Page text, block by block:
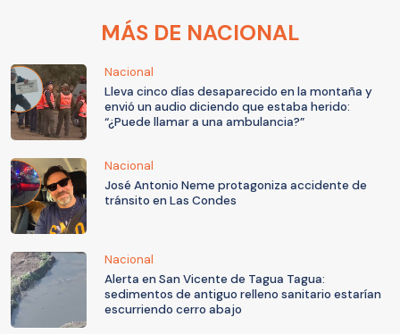
MÁS DE NACIONAL
Nacional
Lleva cinco días desaparecido en la montaña y
envió un audio diciendo que estaba herido:
“¿Puede llamar a una ambulancia?”
Nacional
José Antonio Neme protagoniza accidente de
tránsito en Las Condes
Nacional
Alerta en San Vicente de Tagua Tagua:
sedimentos de antiguo relleno sanitario estarían
escurriendo cerro abajo